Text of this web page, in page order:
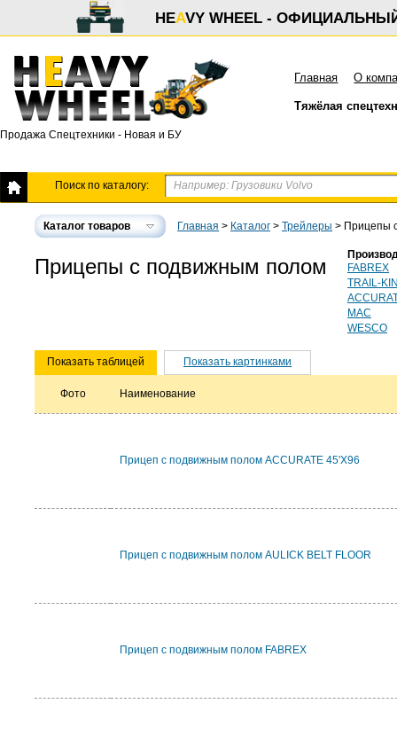
HEAVY WHEEL -
Продажа Спецтехники - Новая и БУ
Главная О
Тяжёлая
Поиск по каталогу:
Каталог товаров Главная > Каталог > Трейлеры > Прицепы
Прицепы с подвижным полом
FABREX
TRAIL-
MAC
WESCO
Показать таблицей Показать картинками
Фото Наименование
Прицеп с подвижным полом ACCURATE 45'X96
Прицеп с подвижным полом AULICK BELT FLOOR
Прицеп с подвижным полом FABREX